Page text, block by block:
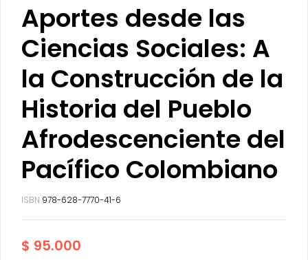
Aportes desde las
Ciencias Sociales: A
la Construcción de la
Historia del Pueblo
Afrodescenciente del
Pacífico Colombiano
ISBN 978-628-7770-41-6
$ 95.000